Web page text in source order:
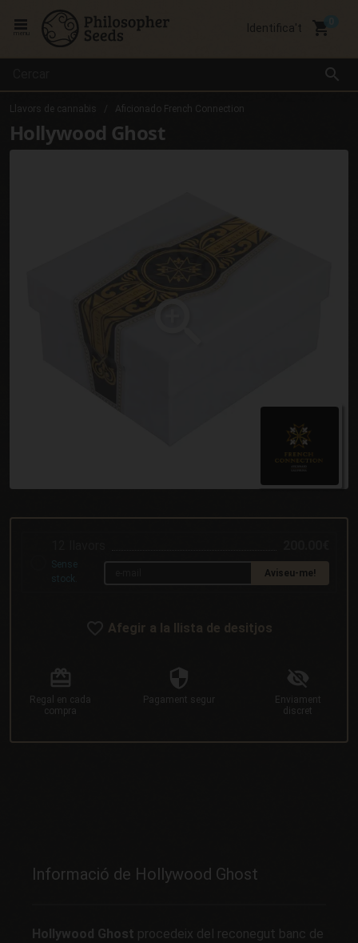
search
Identifica't local_grocery_store
Llavors de cannabis Aficionado French Connection
Hollywood Ghost
Sense
stock.
Aviseu-me!
Afegir a la llista de desitjos
Regal en cada
compra
Pagament segur
Enviament
discret
Informació de Hollywood Ghost
Hollywood Ghost procedeix del reconegut banc de